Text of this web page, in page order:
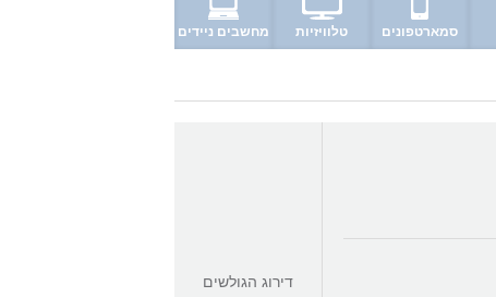
סמארטפונים טלוויזיות מחשבים ניידים
דירוג הגולשים